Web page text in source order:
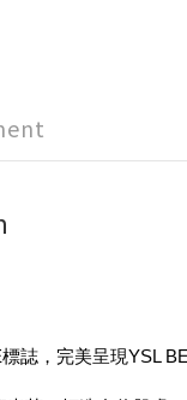
，完美呈現YSL